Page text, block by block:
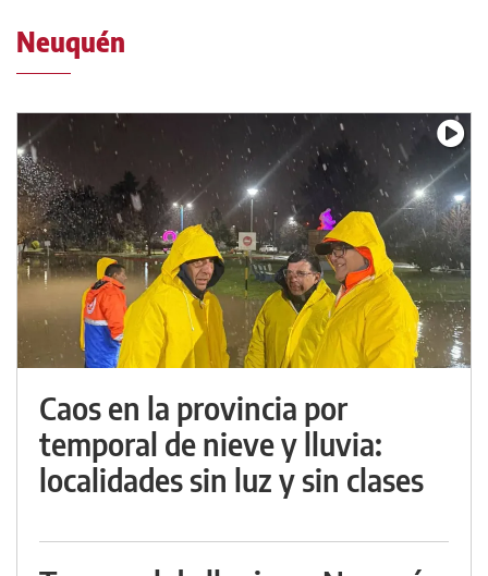
Neuquén
Caos en la provincia por
temporal de nieve y lluvia:
localidades sin luz y sin clases